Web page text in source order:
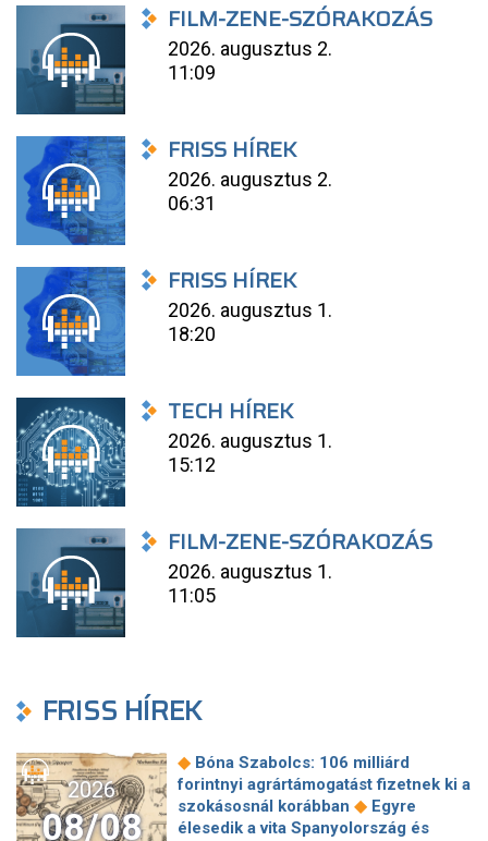
FILM-ZENE-SZÓRAKOZÁS
2026. augusztus 2.
11:09
FRISS HÍREK
2026. augusztus 2.
06:31
FRISS HÍREK
2026. augusztus 1.
18:20
TECH HÍREK
2026. augusztus 1.
15:12
FILM-ZENE-SZÓRAKOZÁS
2026. augusztus 1.
11:05
FRISS HÍREK
2026
08/08
◆ Bóna Szabolcs: 106 milliárd
forintnyi agrártámogatást fizetnek ki a
szokásosnál korábban ◆ Egyre
élesedik a vita Spanyolország és